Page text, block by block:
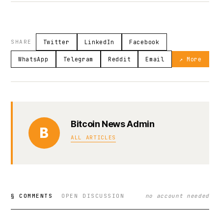
SHARE Twitter LinkedIn Facebook
WhatsApp Telegram Reddit Email ↗ More
B
Bitcoin News Admin
ALL ARTICLES
§ COMMENTS OPEN DISCUSSION no account needed